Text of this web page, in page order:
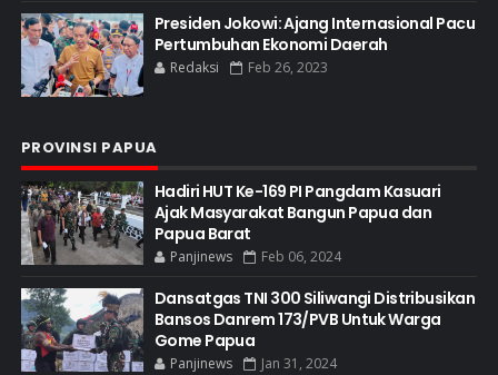
Presiden Jokowi: Ajang Internasional Pacu
Pertumbuhan Ekonomi Daerah
Redaksi Feb 26, 2023
PROVINSI PAPUA
Hadiri HUT Ke-169 PI Pangdam Kasuari
Ajak Masyarakat Bangun Papua dan
Papua Barat
Panjinews Feb 06, 2024
Dansatgas TNI 300 Siliwangi Distribusikan
Bansos Danrem 173/PVB Untuk Warga
Gome Papua
Panjinews Jan 31, 2024